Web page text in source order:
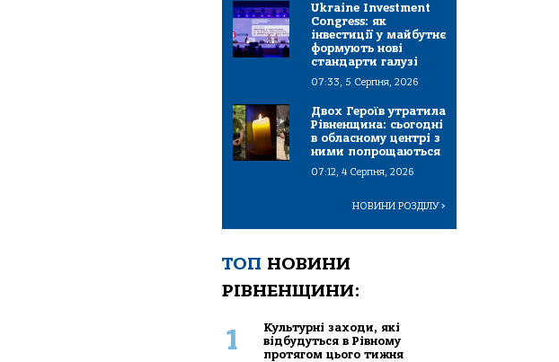
Ukraine Investment
Congress: як
інвестиції у майбутнє
формують нові
стандарти галузі
07:33, 5 Серпня, 2026
Двох Героїв утратила
Рівненщина: сьогодні
в обласному центрі з
ними попрощаються
07:12, 4 Серпня, 2026
НОВИНИ РОЗДІЛУ>
ТОП НОВИНИ
РІВНЕНЩИНИ:
1
Культурні заходи, які
відбудуться в Рівному
протягом цього тижня